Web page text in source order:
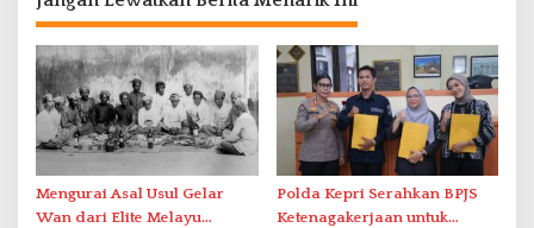
Mengurai Asal Usul Gelar
Wan dari Elite Melayu
Polda Kepri Serahkan BPJS
Ketenagakerjaan untuk